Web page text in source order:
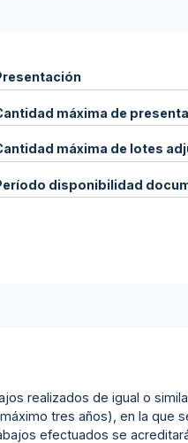
máxima de
máxima de lotes
disponibilidad
realizados de igual o
tres años), en la que
efectuados se